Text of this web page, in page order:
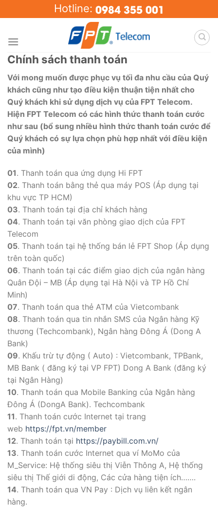
to
Hotline: 0984 355 001
Chính sách thanh toán
Với mong muốn được phục vụ tối đa nhu cầu của Quý
khách cũng như tạo điều kiện thuận tiện nhất cho
Quý khách khi sử dụng dịch vụ của FPT Telecom.
Hiện FPT Telecom có các hình thức thanh toán cước
như sau (bổ sung nhiều hình thức thanh toán cước để
Quý khách có sự lựa chọn phù hợp nhất với điều kiện
của mình)
01. Thanh toán qua ứng dụng Hi FPT
02. Thanh toán bằng thẻ qua máy POS (Áp dụng tại
khu vực TP HCM)
03. Thanh toán tại địa chỉ khách hàng
04. Thanh toán tại văn phòng giao dịch của FPT
Telecom
05. Thanh toán tại hệ thống bán lẻ FPT Shop (Áp dụng
trên toàn quốc)
06. Thanh toán tại các điểm giao dịch của ngân hàng
Quân Đội – MB (Áp dụng tại Hà Nội và TP Hồ Chí
Minh)
07. Thanh toán qua thẻ ATM của Vietcombank
08. Thanh toán qua tin nhắn SMS của Ngân hàng Kỹ
thương (Techcombank), Ngân hàng Đông Á (Dong A
Bank)
09. Khấu trừ tự động ( Auto) : Vietcombank, TPBank,
MB Bank ( đăng ký tại VP FPT) Dong A Bank (đăng ký
tại Ngân Hàng)
10. Thanh toán qua Mobile Banking của Ngân hàng
Ðông Á (DongA Bank). Techcombank
11. Thanh toán cước Internet tại trang
web https://fpt.vn/member
12. Thanh toán tại https://paybill.com.vn/
13. Thanh toán cước Internet qua ví MoMo của
M_Service: Hệ thống siêu thị Viễn Thông A, Hệ thống
siêu thị Thế giới di động, Các cửa hàng tiện ích…….
14. Thanh toán qua VN Pay : Dịch vụ liên kết ngân
hàng.